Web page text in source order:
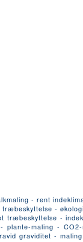
- rent
-
-
maling -
graviditet -